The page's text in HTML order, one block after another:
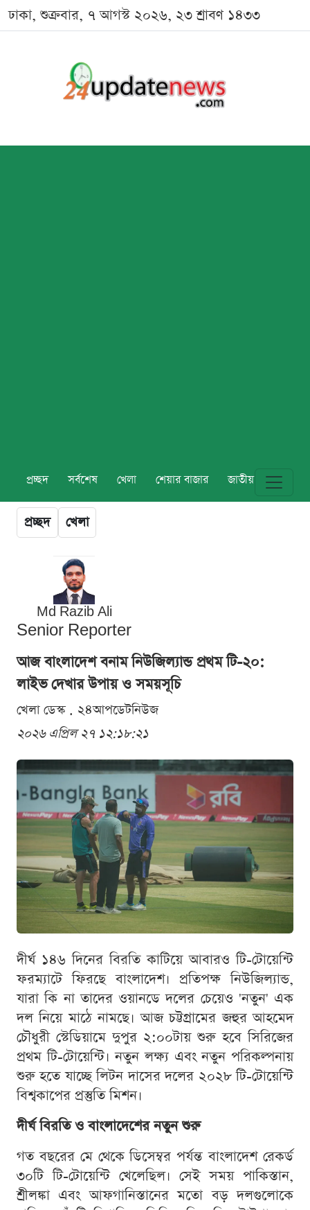
ঢাকা, শুক্রবার, ৭ আগস্ট ২০২৬, ২৩ শ্রাবণ ১৪৩৩
প্রচ্ছদ সর্বশেষ খেলা শেয়ার বাজার জাতীয় বিশ্ব
প্রচ্ছদ খেলা
Md Razib Ali
Senior Reporter
আজ বাংলাদেশ বনাম নিউজিল্যান্ড প্রথম টি-২০:
লাইভ দেখার উপায় ও সময়সূচি
খেলা ডেস্ক . ২৪আপডেটনিউজ
২০২৬ এপ্রিল ২৭ ১২:১৮:২১
দীর্ঘ ১৪৬ দিনের বিরতি কাটিয়ে আবারও টি-টোয়েন্টি
ফরম্যাটে ফিরছে বাংলাদেশ। প্রতিপক্ষ নিউজিল্যান্ড,
যারা কি না তাদের ওয়ানডে দলের চেয়েও 'নতুন' এক
দল নিয়ে মাঠে নামছে। আজ চট্টগ্রামের জহুর আহমেদ
চৌধুরী স্টেডিয়ামে দুপুর ২:০০টায় শুরু হবে সিরিজের
প্রথম টি-টোয়েন্টি। নতুন লক্ষ্য এবং নতুন পরিকল্পনায়
শুরু হতে যাচ্ছে লিটন দাসের দলের ২০২৮ টি-টোয়েন্টি
বিশ্বকাপের প্রস্তুতি মিশন।
দীর্ঘ বিরতি ও বাংলাদেশের নতুন শুরু
গত বছরের মে থেকে ডিসেম্বর পর্যন্ত বাংলাদেশ রেকর্ড
৩০টি টি-টোয়েন্টি খেলেছিল। সেই সময় পাকিস্তান,
শ্রীলঙ্কা এবং আফগানিস্তানের মতো বড় দলগুলোকে